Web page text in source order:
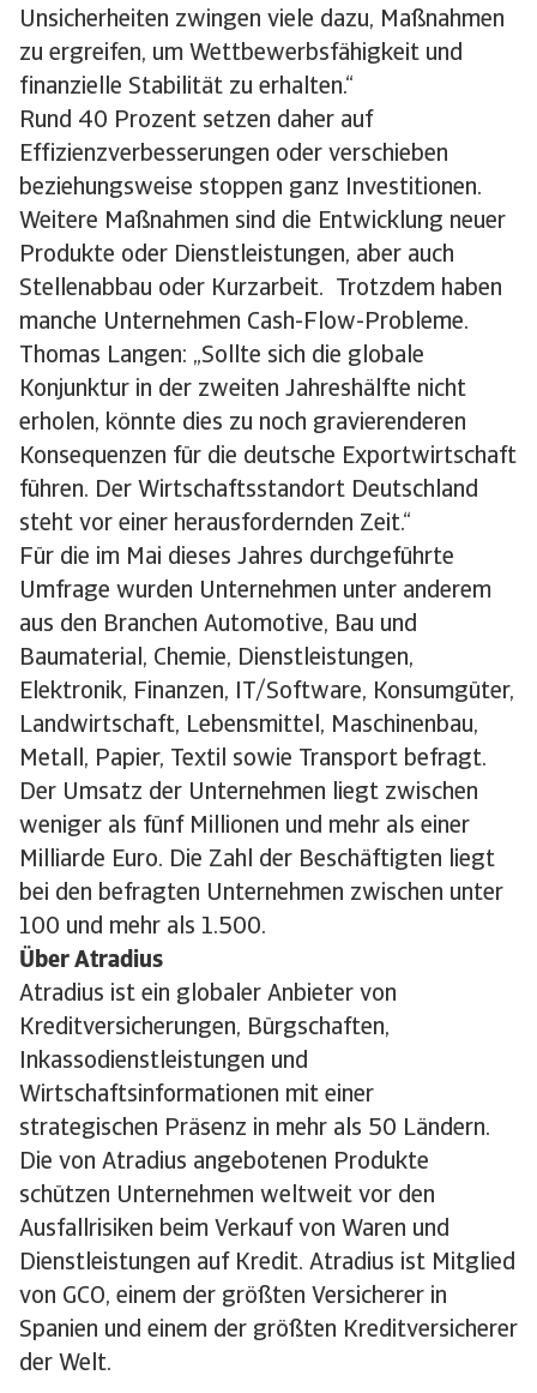
Unsicherheiten zwingen viele dazu, Maßnahmen
zu ergreifen, um Wettbewerbsfähigkeit und
finanzielle Stabilität zu erhalten.“
Rund 40 Prozent setzen daher auf
Effizienzverbesserungen oder verschieben
beziehungsweise stoppen ganz Investitionen.
Weitere Maßnahmen sind die Entwicklung neuer
Produkte oder Dienstleistungen, aber auch
Stellenabbau oder Kurzarbeit. Trotzdem haben
manche Unternehmen Cash-Flow-Probleme.
Thomas Langen: „Sollte sich die globale
Konjunktur in der zweiten Jahreshälfte nicht
erholen, könnte dies zu noch gravierenderen
Konsequenzen für die deutsche Exportwirtschaft
führen. Der Wirtschaftsstandort Deutschland
steht vor einer herausfordernden Zeit.“
Für die im Mai dieses Jahres durchgeführte
Umfrage wurden Unternehmen unter anderem
aus den Branchen Automotive, Bau und
Baumaterial, Chemie, Dienstleistungen,
Elektronik, Finanzen, IT/Software, Konsumgüter,
Landwirtschaft, Lebensmittel, Maschinenbau,
Metall, Papier, Textil sowie Transport befragt.
Der Umsatz der Unternehmen liegt zwischen
weniger als fünf Millionen und mehr als einer
Milliarde Euro. Die Zahl der Beschäftigten liegt
bei den befragten Unternehmen zwischen unter
100 und mehr als 1.500.
Über Atradius
Atradius ist ein globaler Anbieter von
Kreditversicherungen, Bürgschaften,
Inkassodienstleistungen und
Wirtschaftsinformationen mit einer
strategischen Präsenz in mehr als 50 Ländern.
Die von Atradius angebotenen Produkte
schützen Unternehmen weltweit vor den
Ausfallrisiken beim Verkauf von Waren und
Dienstleistungen auf Kredit. Atradius ist Mitglied
von GCO, einem der größten Versicherer in
Spanien und einem der größten Kreditversicherer
der Welt.